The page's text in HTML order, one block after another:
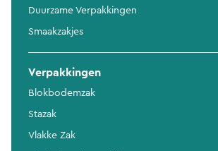
Duurzame Verpakkingen
Smaakzakjes
Verpakkingen
Blokbodemzak
Stazak
Vlakke Zak